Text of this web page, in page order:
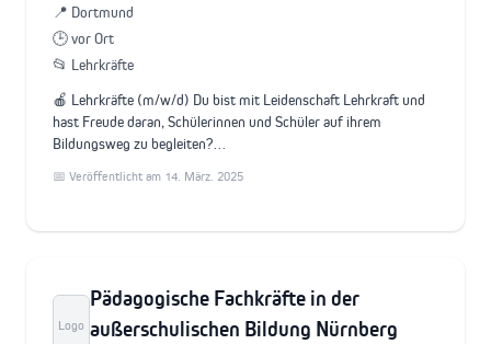
📍 Dortmund
🕒 vor Ort
📂 Lehrkräfte
🍎 Lehrkräfte (m/w/d) Du bist mit Leidenschaft Lehrkraft und
hast Freude daran, Schülerinnen und Schüler auf ihrem
Bildungsweg zu begleiten?…
📅 Veröffentlicht am 14. März. 2025
Logo
Pädagogische Fachkräfte in der
außerschulischen Bildung Nürnberg